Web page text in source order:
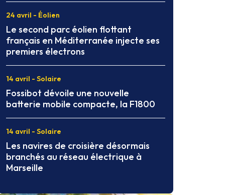
24 avril - Éolien
Le second parc éolien flottant
français en Méditerranée injecte ses
premiers électrons
14 avril - Solaire
Fossibot dévoile une nouvelle
batterie mobile compacte, la F1800
14 avril - Solaire
Les navires de croisière désormais
branchés au réseau électrique à
Marseille